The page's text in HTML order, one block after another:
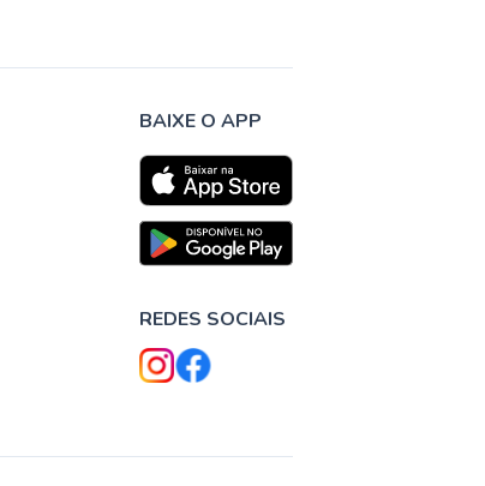
BAIXE O APP
REDES SOCIAIS